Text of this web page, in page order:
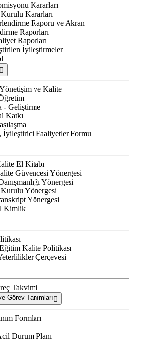
Kararları
Kurulu Kararları
Raporu ve Akran
Raporları
Raporları
İyileştirmeler
ve Kalite
- Geliştirme
Katkı
İyileştirici Faaliyetler Formu
El Kitabı
Güvencesi Yönergesi
Yönergesi
Kurulu Yönergesi
Yönergesi
Kimlik
Kalite Politikası
Çerçevesi
Takvimi
Görev Tanımları
Formları
Durum Planı